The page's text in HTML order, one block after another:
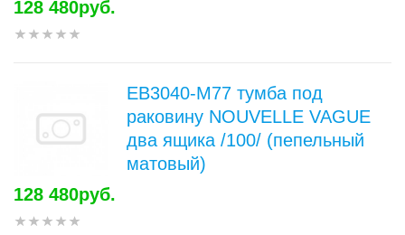
128 480руб.
EB3040-M77 тумба под
раковину NOUVELLE VAGUE
два ящика /100/ (пепельный
матовый)
128 480руб.